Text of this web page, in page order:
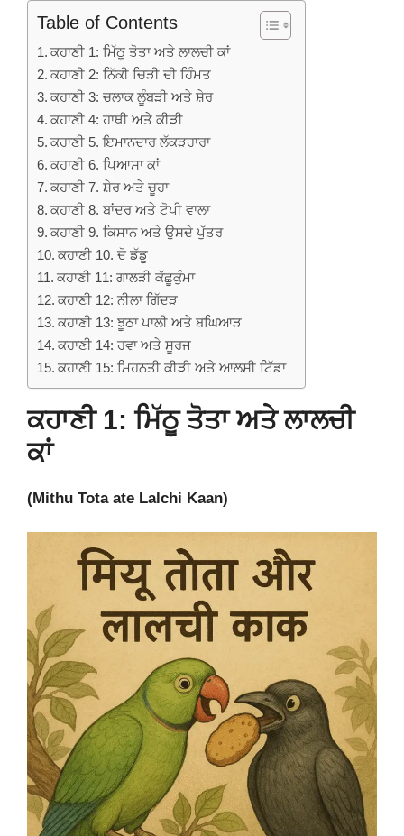
Table of Contents
ਕਹਾਣੀ 1: ਮਿੱਠੂ ਤੋਤਾ ਅਤੇ ਲਾਲਚੀ ਕਾਂ
ਕਹਾਣੀ 2: ਨਿੱਕੀ ਚਿੜੀ ਦੀ ਹਿੰਮਤ
ਕਹਾਣੀ 3: ਚਲਾਕ ਲੂੰਬੜੀ ਅਤੇ ਸ਼ੇਰ
ਕਹਾਣੀ 4: ਹਾਥੀ ਅਤੇ ਕੀੜੀ
ਕਹਾਣੀ 5. ਇਮਾਨਦਾਰ ਲੱਕੜਹਾਰਾ
ਕਹਾਣੀ 6. ਪਿਆਸਾ ਕਾਂ
ਕਹਾਣੀ 7. ਸ਼ੇਰ ਅਤੇ ਚੂਹਾ
ਕਹਾਣੀ 8. ਬਾਂਦਰ ਅਤੇ ਟੋਪੀ ਵਾਲਾ
ਕਹਾਣੀ 9. ਕਿਸਾਨ ਅਤੇ ਉਸਦੇ ਪੁੱਤਰ
ਕਹਾਣੀ 10. ਦੋ ਡੱਡੂ
ਕਹਾਣੀ 11: ਗਾਲੜੀ ਕੱਛੂਕੁੰਮਾ
ਕਹਾਣੀ 12: ਨੀਲਾ ਗਿੱਦੜ
ਕਹਾਣੀ 13: ਝੂਠਾ ਪਾਲੀ ਅਤੇ ਬਘਿਆੜ
ਕਹਾਣੀ 14: ਹਵਾ ਅਤੇ ਸੂਰਜ
ਕਹਾਣੀ 15: ਮਿਹਨਤੀ ਕੀੜੀ ਅਤੇ ਆਲਸੀ ਟਿੱਡਾ
ਕਹਾਣੀ 1: ਮਿੱਠੂ ਤੋਤਾ ਅਤੇ ਲਾਲਚੀ
ਕਾਂ
(Mithu Tota ate Lalchi Kaan)